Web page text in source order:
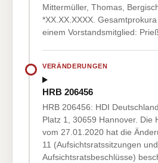
Mittermüller, Thomas,
*XX.XX.XXXX.
einem Vorstandsmitglied:
VERÄNDERUNGEN
HRB 206456
HRB 206456: HDI
Platz 1, 30659 Hannover. Die
vom 27.01.2020 hat die
11 (Aufsichtsratssitzungen und
Aufsichtsratsbeschlüsse)